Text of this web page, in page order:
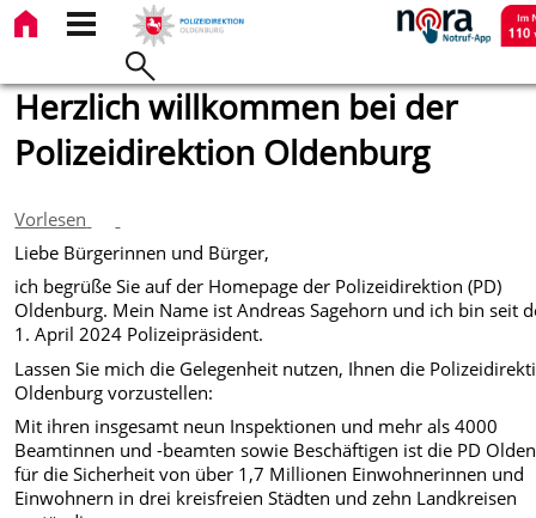
Herzlich willkommen bei der
Polizeidirektion Oldenburg
Vorlesen
Liebe Bürgerinnen und Bürger,
ich begrüße Sie auf der Homepage der Polizeidirektion (PD)
Oldenburg. Mein Name ist Andreas Sagehorn und ich bin seit
1. April 2024 Polizeipräsident.
Lassen Sie mich die Gelegenheit nutzen, Ihnen die
Oldenburg vorzustellen:
Mit ihren insgesamt neun Inspektionen und mehr als 4000
Beamtinnen und -beamten sowie Beschäftigen ist die PD
für die Sicherheit von über 1,7 Millionen Einwohnerinnen und
Einwohnern in drei kreisfreien Städten und zehn Landkreisen